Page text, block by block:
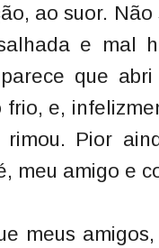
ao suor.
e mal
que
frio, e,
rimou. Pior
meu amigo e
meus